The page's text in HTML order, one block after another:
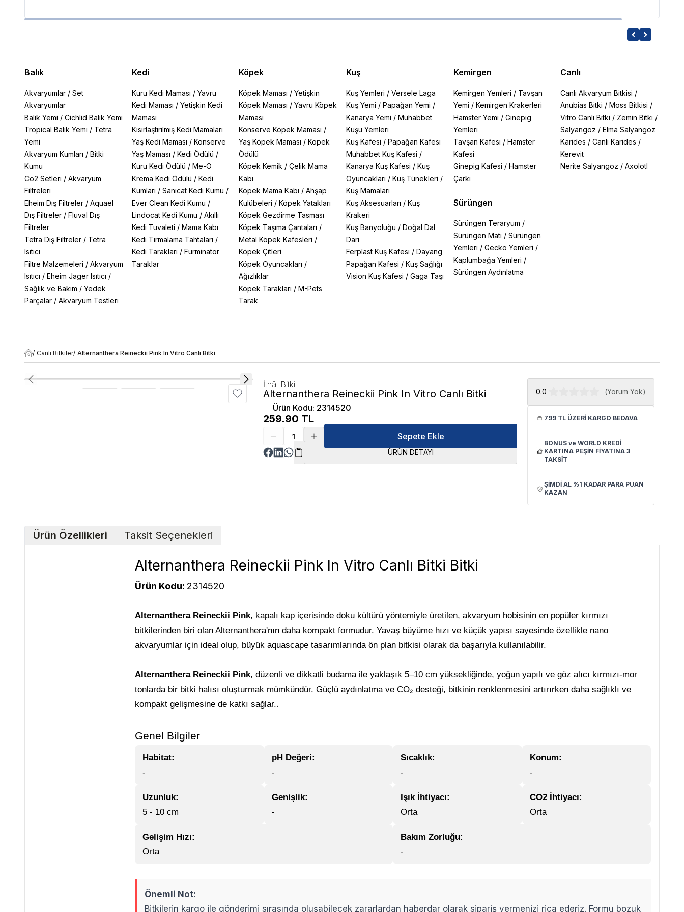
Balık
Akvaryumlar / Set
Akvaryumlar
Balık Yemi / Cichlid Balık Yemi
Tropical Balık Yemi / Tetra
Yemi
Akvaryum Kumları / Bitki
Kumu
Co2 Setleri / Akvaryum
Filtreleri
Eheim Dış Filtreler / Aquael
Dış Filtreler / Fluval Dış
Filtreler
Tetra Dış Filtreler / Tetra
Isıtıcı
Filtre Malzemeleri / Akvaryum
Isıtıcı / Eheim Jager Isıtıcı /
Sağlık ve Bakım / Yedek
Parçalar / Akvaryum Testleri
Kedi
Kuru Kedi Maması / Yavru
Kedi Maması / Yetişkin Kedi
Maması
Kısırlaştırılmış Kedi Mamaları
Yaş Kedi Maması / Konserve
Yaş Maması / Kedi Ödülü /
Kuru Kedi Ödülü / Me-O
Krema Kedi Ödülü / Kedi
Kumları / Sanicat Kedi Kumu /
Ever Clean Kedi Kumu /
Lindocat Kedi Kumu / Akıllı
Kedi Tuvaleti / Mama Kabı
Kedi Tırmalama Tahtaları /
Kedi Tarakları / Furminator
Taraklar
Köpek
Köpek Maması /Yetişkin
Köpek Maması /Yavru Köpek
Maması
Konserve Köpek Maması /
Yaş Köpek Maması /Köpek
Ödülü
Köpek Kemik /Çelik Mama
Kabı
Köpek Mama Kabı /Ahşap
Kulübeleri /Köpek Yatakları
Köpek Gezdirme Tasması
Köpek Taşıma Çantaları /
Metal Köpek Kafesleri /
Köpek Çitleri
Köpek Oyuncakları /
Ağızlıklar
Köpek Tarakları /M-Pets
Tarak
Kuş
Kuş Yemleri / Versele Laga
Kuş Yemi / Papağan Yemi /
Kanarya Yemi / Muhabbet
Kuşu Yemleri
Kuş Kafesi / Papağan Kafesi
Muhabbet Kuş Kafesi /
Kanarya Kuş Kafesi / Kuş
Oyuncakları / Kuş Tünekleri /
Kuş Mamaları
Kuş Aksesuarları / Kuş
Krakeri
Kuş Banyoluğu / Doğal Dal
Darı
Ferplast Kuş Kafesi / Dayang
Papağan Kafesi / Kuş Sağlığı
Vision Kuş Kafesi / Gaga Taşı
Kemirgen
Kemirgen Yemleri / Tavşan
Yemi / Kemirgen Krakerleri
Hamster Yemi / Ginepig
Yemleri
Tavşan Kafesi / Hamster
Kafesi
Ginepig Kafesi / Hamster
Çarkı
Sürüngen
Sürüngen Teraryum /
Sürüngen Matı / Sürüngen
Yemleri / Gecko Yemleri /
Kaplumbağa Yemleri /
Sürüngen Aydınlatma
Canlı
Canlı Akvaryum Bitkisi /
Anubias Bitki /Moss Bitkisi /
Vitro Canlı Bitki / Zemin Bitki /
Salyangoz /Elma Salyangoz
Karides /Canlı Karides /
Kerevit
Nerite Salyangoz /Axolotl
/ Canlı Bitkiler/ Alternanthera Reineckii Pink In Vitro Canlı Bitki
İthâl Bitki
Alternanthera Reineckii Pink In Vitro Canlı Bitki
Ürün Kodu: 2314520
259.90 TL
Sepete Ekle
ÜRÜN DETAYI
0.0 (Yorum Yok)
799 TL ÜZERİ KARGO BEDAVA
BONUS ve WORLD KREDİ
KARTINA PEŞİN FİYATINA 3
TAKSİT
ŞİMDİ AL %1 KADAR PARA PUAN
KAZAN
Ürün Özellikleri Taksit Seçenekleri
Alternanthera Reineckii Pink In Vitro Canlı Bitki Bitki
Ürün Kodu: 2314520
Alternanthera Reineckii Pink, kapalı kap içerisinde doku kültürü yöntemiyle üretilen, akvaryum hobisinin en popüler kırmızı
bitkilerinden biri olan Alternanthera'nın daha kompakt formudur. Yavaş büyüme hızı ve küçük yapısı sayesinde özellikle nano
akvaryumlar için ideal olup, büyük aquascape tasarımlarında ön plan bitkisi olarak da başarıyla kullanılabilir.
Alternanthera Reineckii Pink, düzenli ve dikkatli budama ile yaklaşık 5–10 cm yüksekliğinde, yoğun yapılı ve göz alıcı kırmızı-mor
tonlarda bir bitki halısı oluşturmak mümkündür. Güçlü aydınlatma ve CO₂ desteği, bitkinin renklenmesini artırırken daha sağlıklı ve
kompakt gelişmesine de katkı sağlar..
Genel Bilgiler
Habitat:
-
pH Değeri:
-
Sıcaklık:
-
Konum:
-
Uzunluk:
5 - 10 cm
Genişlik:
-
Işık İhtiyacı:
Orta
CO2 İhtiyacı:
Orta
Gelişim Hızı:
Orta
Bakım Zorluğu:
-
Önemli Not:
Bitkilerin kargo ile gönderimi sırasında oluşabilecek zararlardan haberdar olarak sipariş vermenizi rica ederiz. Formu bozuk